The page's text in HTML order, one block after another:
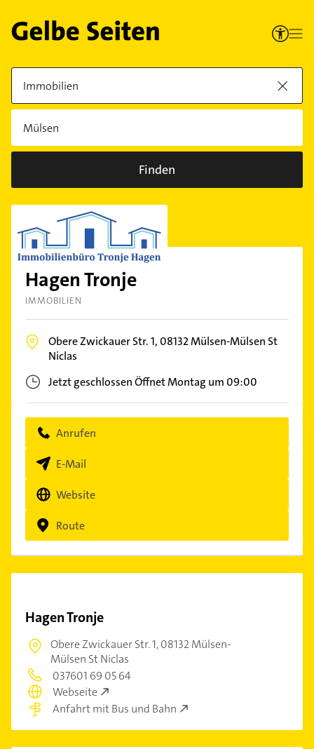
Finden
Hagen Tronje
IMMOBILIEN
Obere Zwickauer Str. 1,08132Mülsen-Mülsen St
Niclas
Jetzt geschlossenÖffnet Montag um 09:00
Anrufen
E-Mail
Website
Route
Hagen Tronje
Obere Zwickauer Str. 1,08132 Mülsen-
Mülsen St Niclas
037601 69 05 64
Webseite
Anfahrt mit Bus und Bahn